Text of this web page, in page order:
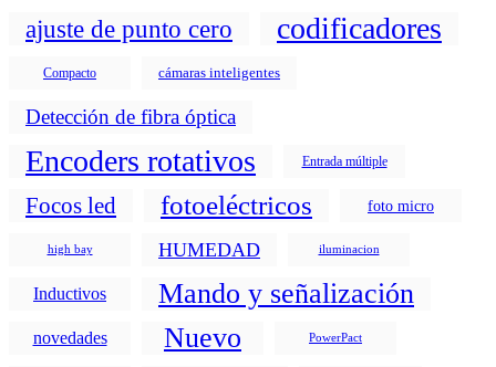
ajuste de punto cero codificadores
Compacto cámaras inteligentes
Detección de fibra óptica
Encoders rotativos Entrada múltiple
Focos led fotoeléctricos foto micro
high bay HUMEDAD iluminacion
Inductivos Mando y señalización
novedades Nuevo PowerPact